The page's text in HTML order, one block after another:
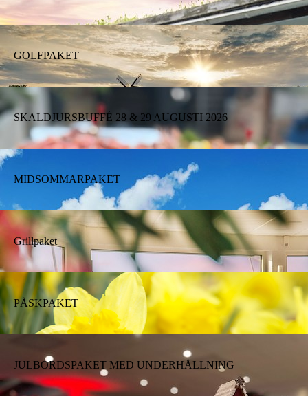
GOLFPAKET
SKALDJURSBUFFÉ 28 & 29 AUGUSTI 2026
MIDSOMMARPAKET
Grillpaket
PÅSKPAKET
JULBORDSPAKET MED UNDERHÅLLNING